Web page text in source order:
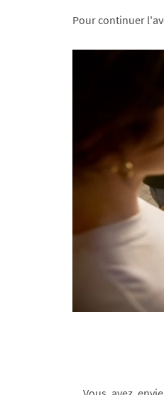
Pour continuer